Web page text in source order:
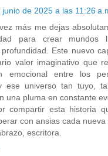
junio de 2025 a las 11:26
más me dejas
para crear mundos
Este nuevo
valor imaginativo que
emocional entre los
ese universo tan tuyo,
una pluma en constante
compartir esta historia
con ansias cada nueva
escritora.